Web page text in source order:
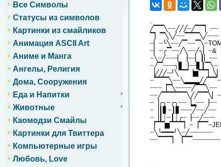
Все Символы
Статусы из символов
Картинки из смайликов
Анимация ASCII Art
Аниме и Манга
Ангелы, Религия
Дома, Сооружения
Еда и Напитки
Животные
Каомодзи Смайлы
Картинки для Твиттера
Компьютерные игры
Любовь, Love
.
╱▔▔╲┈┈╱╱╱┈╱▔▔▏┈┈
▔▏▔╲╲╱┈┈▔▔▔╲╱┈┈┈
┈▏┈╭▔┈┈╱╲┈┈╱╮▏┈&
┈╲┈╱┈┈┈▏▕┈┈▏┃▏┈┈
┈╱▔┈┈┈╮▋▕┈┈▋┃▔╲┈
┈┈┈▕▔╲┈┈┈┈╱▔▔╲┈┈
┈▕╭╮┈╭╮┈┈▕▂┈┈▕┈┈
┈▕┃▋┈┃▋┈┈┈╱┈┈╱┈┈
┈▕┃┊┈┃┊╭┈▕┈┈╱┈┈┈
┈╲╰━━━╯╲┈╱┈┈┈┈┈┈
┈┈▔▔▔▏▕▔▔┈┈┈┈┈┈┈